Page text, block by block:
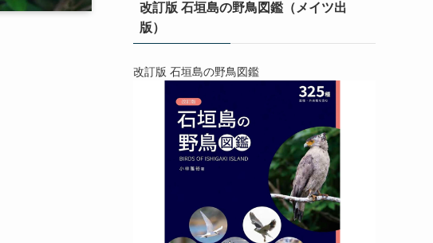
改訂版 石垣島の野鳥図鑑（メイツ出
版）
改訂版 石垣島の野鳥図鑑